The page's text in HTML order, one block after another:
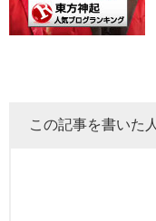
この記事を書いた人